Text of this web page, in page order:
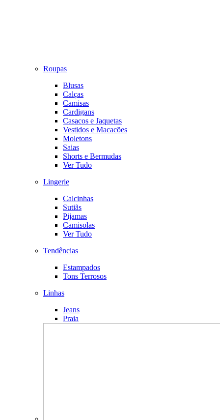
Roupas
Blusas
Calças
Camisas
Cardigans
Casacos e Jaquetas
Vestidos e Macacões
Moletons
Saias
Shorts e Bermudas
Ver Tudo
Lingerie
Calcinhas
Sutiãs
Pijamas
Camisolas
Ver Tudo
Tendências
Estampados
Tons Terrosos
Linhas
Jeans
Praia